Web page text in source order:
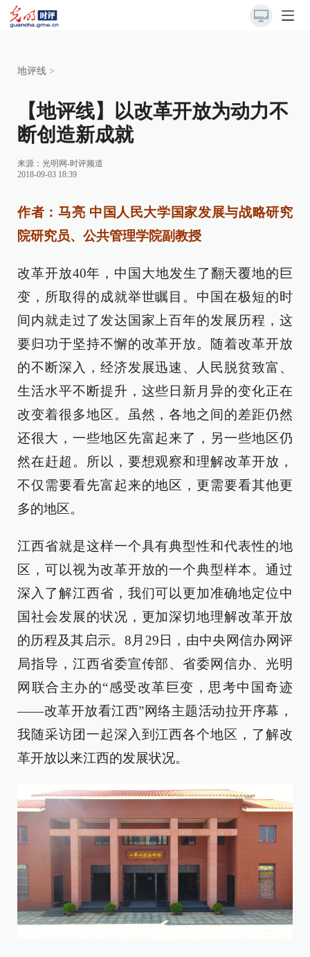
地评线 >
【地评线】以改革开放为动力不
断创造新成就
来源： 光明网-时评频道
2018-09-03 18:39
作者：马亮 中国人民大学国家发展与战略研究
院研究员、公共管理学院副教授
改革开放40年，中国大地发生了翻天覆地的巨
变，所取得的成就举世瞩目。中国在极短的时
间内就走过了发达国家上百年的发展历程，这
要归功于坚持不懈的改革开放。随着改革开放
的不断深入，经济发展迅速、人民脱贫致富、
生活水平不断提升，这些日新月异的变化正在
改变着很多地区。虽然，各地之间的差距仍然
还很大，一些地区先富起来了，另一些地区仍
然在赶超。所以，要想观察和理解改革开放，
不仅需要看先富起来的地区，更需要看其他更
多的地区。
江西省就是这样一个具有典型性和代表性的地
区，可以视为改革开放的一个典型样本。通过
深入了解江西省，我们可以更加准确地定位中
国社会发展的状况，更加深切地理解改革开放
的历程及其启示。8月29日，由中央网信办网评
局指导，江西省委宣传部、省委网信办、光明
网联合主办的“感受改革巨变，思考中国奇迹
——改革开放看江西”网络主题活动拉开序幕，
我随采访团一起深入到江西各个地区，了解改
革开放以来江西的发展状况。